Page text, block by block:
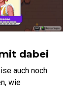
dabei
auch noch
wie